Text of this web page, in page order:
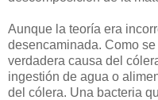
Aunque la teoría era
desencaminada. Como
verdadera causa del
ingestión de agua o
del cólera. Una bacteria